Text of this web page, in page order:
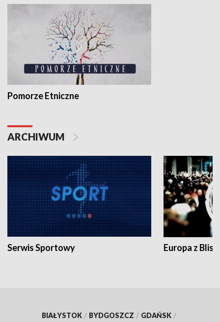
Pomorze Etniczne
ARCHIWUM
Serwis Sportowy Europa z
BIAŁYSTOK / BYDGOSZCZ / GDAŃSK /